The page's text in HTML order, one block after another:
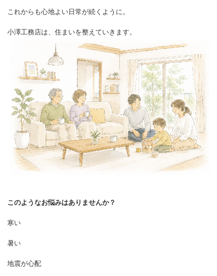
これからも心地よい日常が続くように。
小澤工務店は、住まいを整えていきます。
このようなお悩みはありませんか？
寒い
暑い
地震が心配